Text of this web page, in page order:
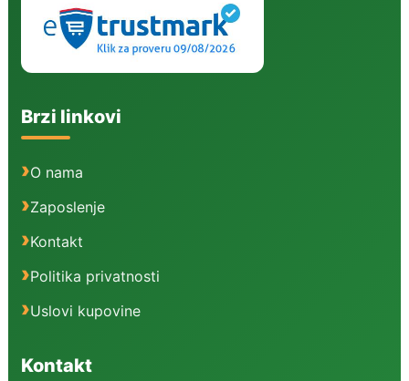
Brzi linkovi
O nama
Zaposlenje
Kontakt
Politika privatnosti
Uslovi kupovine
Kontakt